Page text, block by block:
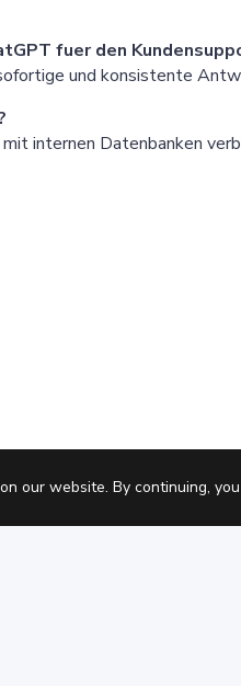
our website. By continuing,
fuer den
und konsistente
internen Datenbanken